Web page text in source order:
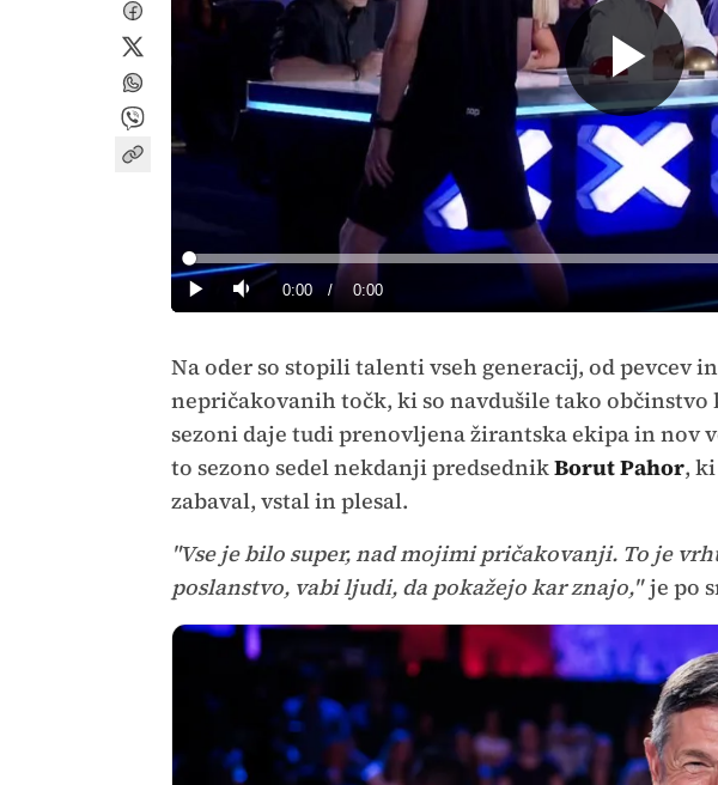
PredvajajTiho Current
0:00 / Duration
0:00
Loaded:
0%
Na oder so stopili talenti vseh generacij, od pevcev
nepričakovanih točk, ki so navdušile tako občinstvo
sezoni daje tudi prenovljena žirantska ekipa in nov
to sezono sedel nekdanji predsednikBorut Pahor,
zabaval, vstal in plesal.
"Vse je bilo super, nad mojimi pričakovanji. To je
poslanstvo, vabi ljudi, da pokažejo kar znajo,"je po